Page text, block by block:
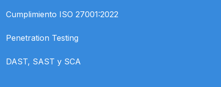
Cumplimiento ISO 27001:2022
Penetration Testing
DAST, SAST y SCA